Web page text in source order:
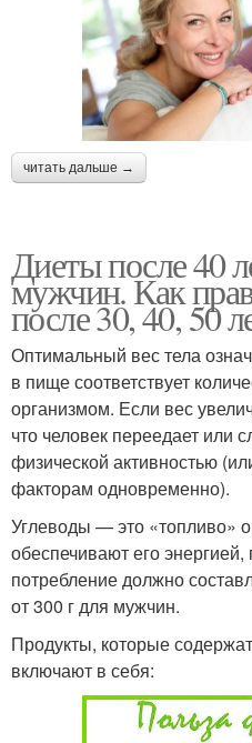
читать дальше →
Диеты после 40
мужчин. Как
после 30, 40, 50
Оптимальный вес тела
в пище соответствует
организмом. Если вес
что человек переедает или
физической активностью
факторам одновременно).
Углеводы — это «топливо»
обеспечивают его энергией,
потребление должно
от 300 г для мужчин.
Продукты, которые
включают в себя: